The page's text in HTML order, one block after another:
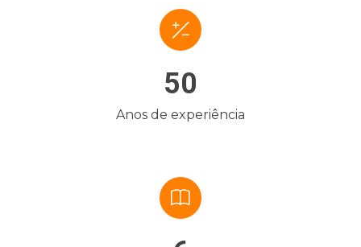
50
Anos de experiência